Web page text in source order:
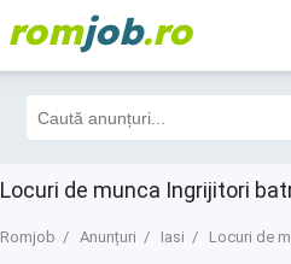
romjob.ro
Locuri de munca Ingrijitori
Romjob Anunțuri Iasi Locuri de
Filtre 4 Toate
1